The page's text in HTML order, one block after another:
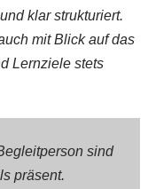
klar strukturiert.
mit Blick auf das
Lernziele stets
sind
präsent.